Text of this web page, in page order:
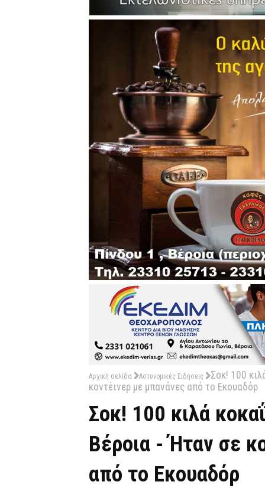
Αρχική σελίδα Αστυνομικές Ειδήσεις
Σοκ! 100
κοντέινερ με μπανάνες από το Εκουαδόρ
Σοκ! 100 κιλά
Βέροια - Ήταν σε
από το Εκουαδόρ